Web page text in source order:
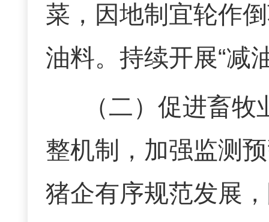
菜， 因地制宜轮作
油料。持续开展“减
（二） 促进畜牧
整机制，加强监测
猪企有序规范发展，